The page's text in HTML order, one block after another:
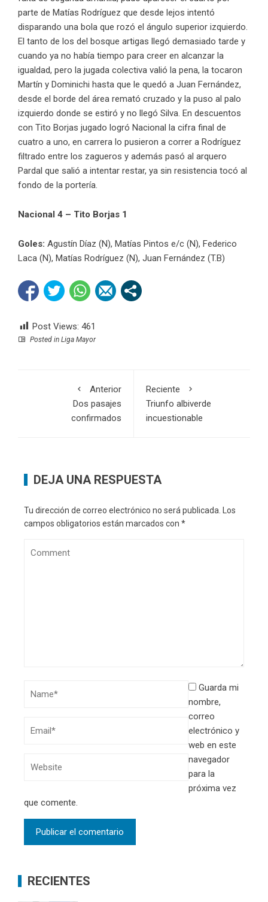
parte de Matías Rodríguez que desde lejos intentó
disparando una bola que rozó el ángulo superior izquierdo.
El tanto de los del bosque artigas llegó demasiado tarde y
cuando ya no había tiempo para creer en alcanzar la
igualdad, pero la jugada colectiva valió la pena, la tocaron
Martín y Dominichi hasta que le quedó a Juan Fernández,
desde el borde del área remató cruzado y la puso al palo
izquierdo donde se estiró y no llegó Silva. En descuentos
con Tito Borjas jugado logró Nacional la cifra final de
cuatro a uno, en carrera lo pusieron a correr a Rodríguez
filtrado entre los zagueros y además pasó al arquero
Pardal que salió a intentar restar, ya sin resistencia tocó al
fondo de la portería.
Nacional 4 – Tito Borjas 1
Goles: Agustín Díaz (N), Matías Pintos e/c (N), Federico
Laca (N), Matías Rodríguez (N), Juan Fernández (T.B)
Post Views: 461
Posted in Liga Mayor
Anterior
Dos pasajes
confirmados
Reciente
Triunfo albiverde
incuestionable
DEJA UNA RESPUESTA
Tu dirección de correo electrónico no será publicada.
Los
campos obligatorios están marcados con *
Guarda mi
nombre,
correo
electrónico y
web en este
navegador
para la
próxima vez
que comente.
RECIENTES